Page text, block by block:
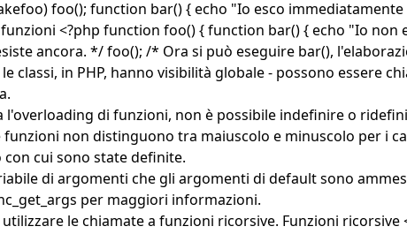
foo(); function bar() { echo "Io esco
<?php function foo() { function bar() { echo "Io
ancora. */ foo(); /* Ora si può eseguire bar(),
classi, in PHP, hanno visibilità globale - possono essere
l'overloading di funzioni, non è possibile indefinire o
non distinguono tra maiuscolo e minuscolo per i
cui sono state definite.
di argomenti chegli argomenti di defaultsono
per maggiori informazioni.
le chiamate a funzioni ricorsive. Funzioni